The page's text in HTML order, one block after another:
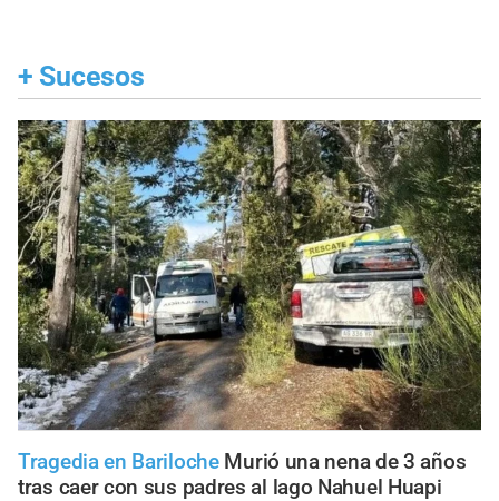
+ Sucesos
Tragedia en Bariloche Murió una nena de 3 años
tras caer con sus padres al lago Nahuel Huapi